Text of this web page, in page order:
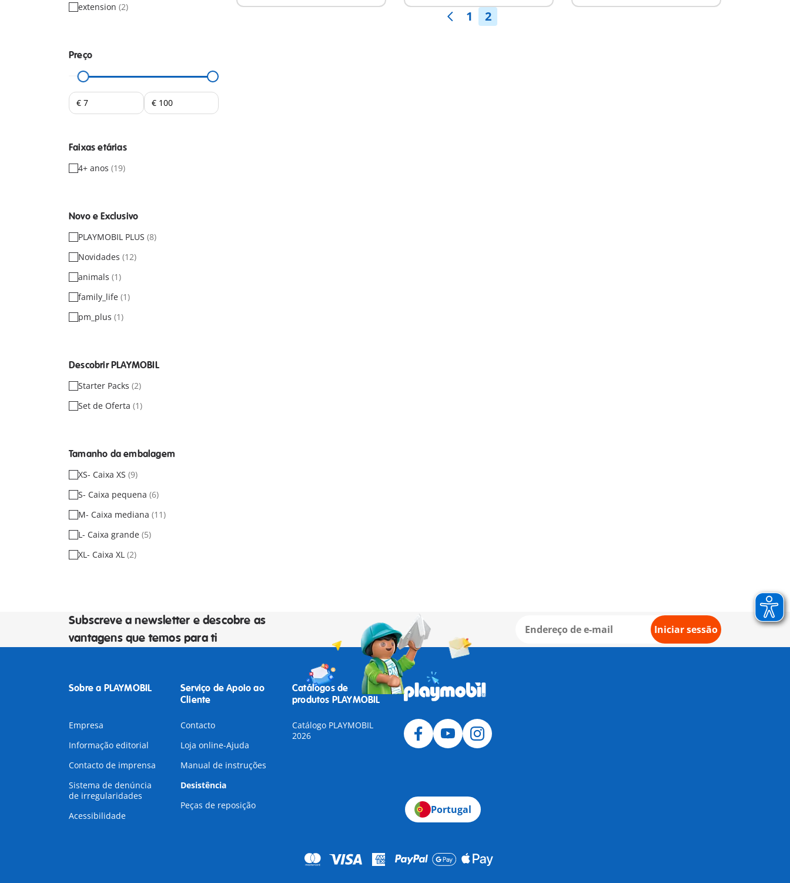
extension (2)
Preço
Faixas etárias
4+ anos (19)
Novo e Exclusivo
PLAYMOBIL PLUS (8)
Novidades (12)
animals (1)
family_life (1)
pm_plus (1)
Descobrir PLAYMOBIL
Starter Packs (2)
Set de Oferta (1)
Tamanho da embalagem
XS- Caixa XS (9)
S- Caixa pequena (6)
M- Caixa mediana (11)
L- Caixa grande (5)
XL- Caixa XL (2)
1 2
Subscreve a newsletter e descobre as
vantagens que temos para ti
Iniciar sessão
Sobre a PLAYMOBIL
Empresa
Informação editorial
Contacto de imprensa
Sistema de denúncia
de irregularidades
Acessibilidade
Serviço de Apoio ao
Cliente
Contacto
Loja online-Ajuda
Manual de instruções
Desistência
Peças de reposição
Catálogos de
produtos PLAYMOBIL
Catálogo PLAYMOBIL
2026
Portugal